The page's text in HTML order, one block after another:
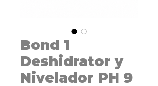
Bond 1
Deshidrator y
Nivelador PH 9